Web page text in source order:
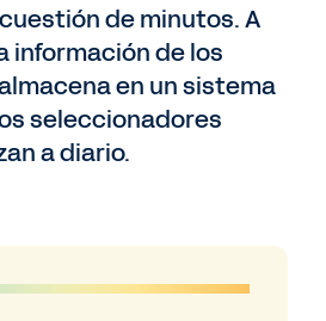
de minutos. A
información de los
en un sistema
seleccionadores
a diario.